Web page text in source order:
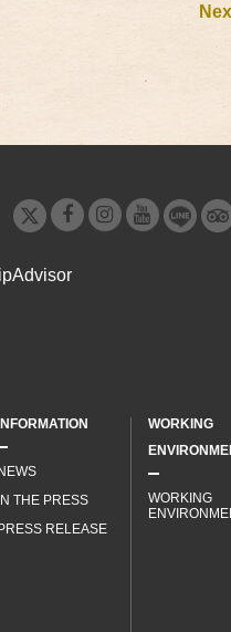
THE PRESS
RELEASE
WORKING
WORKING